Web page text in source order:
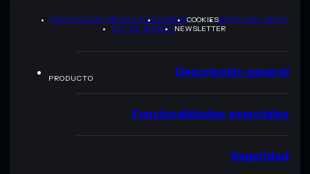
POLÍTICA DE PRIVACIDADTERMSCOOKIESMAPA DEL SITIO
KIT DE MARCA NEWSLETTER
PRODUCTO Descripción general
Funcionalidades esenciales
Seguridad